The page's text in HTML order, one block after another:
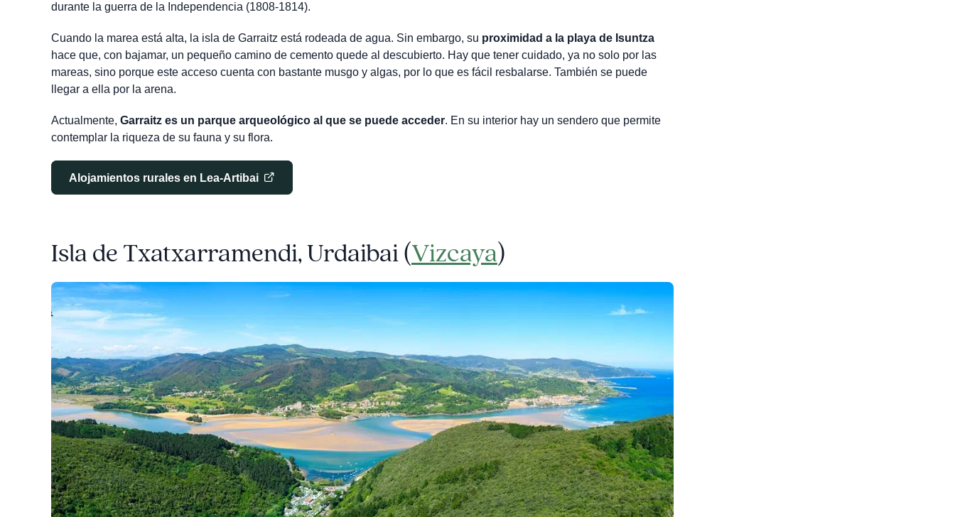
durante la guerra de la Independencia (1808-1814).
Cuando la marea está alta, la isla de Garraitz está rodeada de agua. Sin embargo, su proximidad a la playa de Isuntza
hace que, con bajamar, un pequeño camino de cemento quede al descubierto. Hay que tener cuidado, ya no solo por las
mareas, sino porque este acceso cuenta con bastante musgo y algas, por lo que es fácil resbalarse. También se puede
llegar a ella por la arena.
Actualmente, Garraitz es un parque arqueológico al que se puede acceder. En su interior hay un sendero que permite
contemplar la riqueza de su fauna y su flora.
Alojamientos rurales en Lea-Artibai
Isla de Txatxarramendi, Urdaibai (Vizcaya)